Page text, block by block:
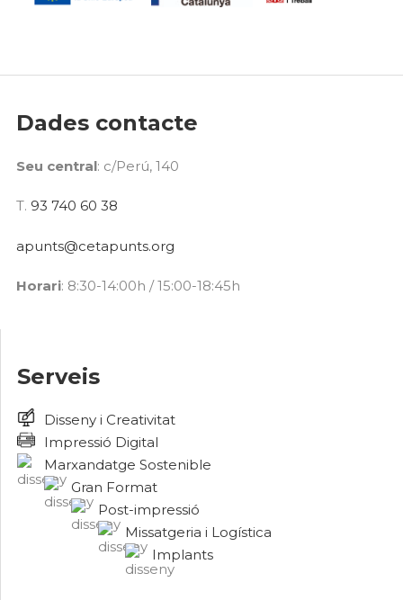
Dades contacte
Seu central: c/Perú, 140
T. 93 740 60 38
apunts@cetapunts.org
Horari: 8:30-14:00h / 15:00-18:45h
Serveis
Disseny i Creativitat
Impressió Digital
Marxandatge Sostenible
Gran Format
Post-impressió
Missatgeria i Logística
Implants